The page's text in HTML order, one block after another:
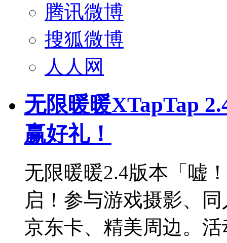
腾讯微博
搜狐微博
人人网
无限暖暖XTapTap
赢好礼！
无限暖暖2.4版本「嘘
启！参与游戏摄影、
京东卡、精美周边。